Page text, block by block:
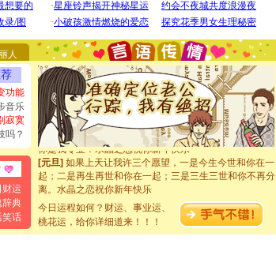
人
功能
音乐
寂寞
吗？
财运
辞典
笑话
[圣诞节]圣诞节到了，想想没什么送给你的，又不打算给
你太多，只有给你五千万：千万快乐！千万要健康！千万
[圣诞节]不只这样的日子才会想起你,而是这样的日子才
能正大光明地骚扰你,告诉你,圣诞要快乐!新年要快乐!天天
都要快乐噢!
[圣诞节]奉上一颗祝福的心,在这个特别的日子里,愿幸福,
如意,快乐,鲜花,一切美好的祝愿与你同在.圣诞快乐!
[元旦]看到你我会触电；看不到你我要充电；没有你我会
断电。爱你是我职业，想你是我事业，抱你是我特长，吻
你是我专业！水晶之恋祝你新年快乐
[元旦]如果上天让我许三个愿望，一是今生今世和你在一
起；二是再生再世和你在一起；三是三生三世和你不再分
离。水晶之恋祝你新年快乐
[元旦]当我狠下心扭头离去那一刻，你在我身后无助地哭
泣，这痛楚让我明白我多么爱你。我转身抱住你：这猪不
卖了。水晶之恋祝你新年快乐。
[春节]风柔雨润好月圆，半岛铁盒伴身边，每日尽显开心
今日运程如何？财运、事业运、
桃花运，给你详细道来！！！